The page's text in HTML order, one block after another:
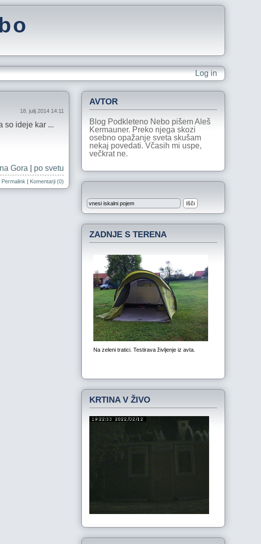
Log in
18. julij 2014 14:11
so ideje kar ...
Gora po svetu
Permalink | Komentarji (0)
AVTOR
Blog Podkleteno Nebo pišem Aleš
Kermauner. Preko njega skozi
osebno opažanje sveta skušam
nekaj povedati. Včasih mi uspe,
večkrat ne.
ZADNJE S TERENA
KRTINA V ŽIVO